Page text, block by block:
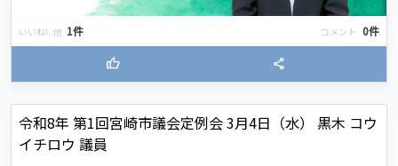
いいね!..他 1件 コメント 0件
thumb_up share
令和8年 第1回宮崎市議会定例会 3月4日（水） 黒木 コウ
イチロウ 議員